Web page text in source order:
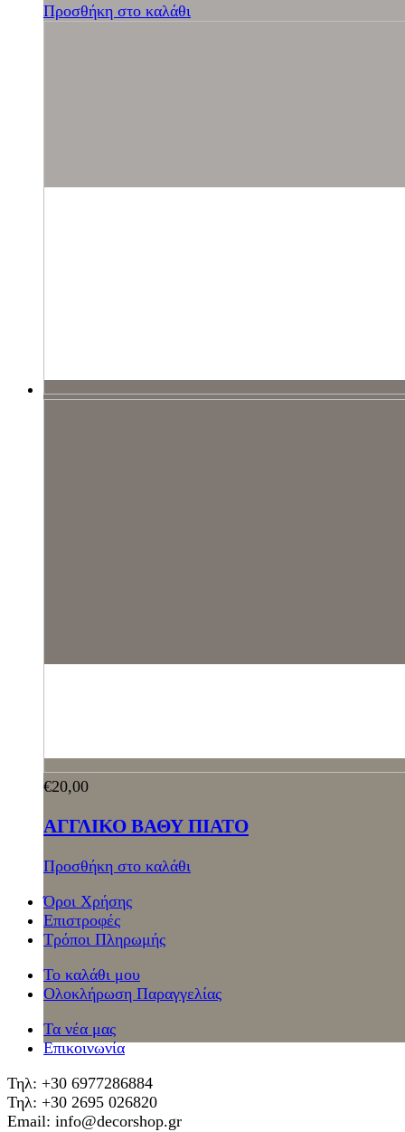
Προσθήκη στο καλάθι
€20,00
ΑΓΓΛΙΚΟ ΒΑΘΥ ΠΙΑΤΟ
Προσθήκη στο καλάθι
Όροι Χρήσης
Επιστροφές
Τρόποι Πληρωμής
Το καλάθι μου
Ολοκλήρωση Παραγγελίας
Τα νέα μας
Επικοινωνία
Τηλ: +30 6977286884
Τηλ: +30 2695 026820
Email: info@decorshop.gr